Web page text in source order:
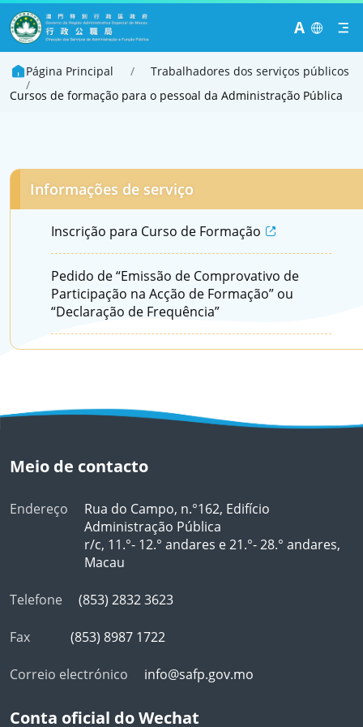
A
Página Principal /
Trabalhadores dos serviços públicos
/
Cursos de formação para o pessoal da Administração Pública
Informações de serviço
Inscrição para Curso de Formação
Pedido de “Emissão de Comprovativo de
Participação na Acção de Formação” ou
“Declaração de Frequência”
Meio de contacto
Endereço
Rua do Campo, n.°162, Edifício
Administração Pública
r/c, 11.°- 12.° andares e 21.°- 28.° andares,
Macau
Telefone (853) 2832 3623
Fax (853) 8987 1722
Correio electrónico info@safp.gov.mo
Conta oficial do Wechat